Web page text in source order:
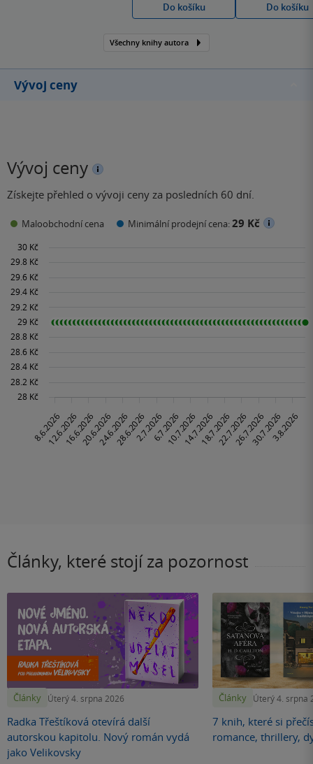
jedním z prvních autorů
vědeckofantastických
románů.…
Do košíku Do košíku
Všechny knihy autora
Vývoj ceny
Vývoj ceny
Získejte přehled o vývoji ceny za posledních 60 dní.
Maloobchodní cena Minimální prodejní cena:29 Kč
Články, které stojí za pozornost
Články Úterý 4. srpna 2026
Radka Třeštíková otevírá další
autorskou kapitolu. Nový román vydá
jako Velikovsky
Články Úterý 4. srpna
7 knih, které si
romance, thrillery,